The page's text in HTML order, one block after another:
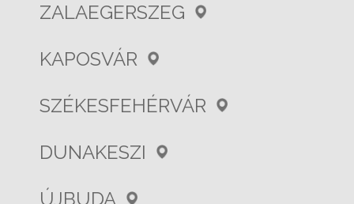
ZALAEGERSZEG
KAPOSVÁR
SZÉKESFEHÉRVÁR
DUNAKESZI
ÚJBUDA